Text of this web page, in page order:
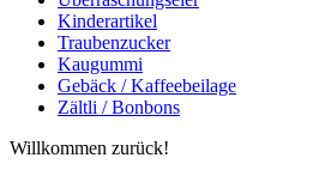
Kinderartikel
Traubenzucker
Kaugummi
Gebäck / Kaffeebeilage
Zältli / Bonbons
Willkommen zurück!